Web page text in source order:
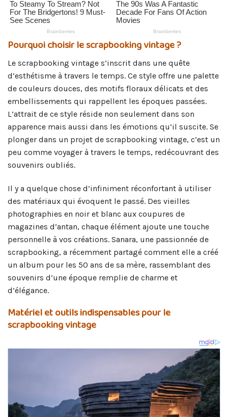
Pourquoi choisir le scrapbooking vintage ?
Le scrapbooking vintage s’inscrit dans une quête
d’esthétisme à travers le temps. Ce style offre une palette
de couleurs douces, des motifs floraux délicats et des
embellissements qui rappellent les époques passées.
L’attrait de ce style réside non seulement dans son
apparence mais aussi dans les émotions qu’il suscite. Se
plonger dans un projet de scrapbooking vintage, c’est un
peu comme voyager à travers le temps, redécouvrant des
souvenirs oubliés.
Il y a quelque chose d’infiniment réconfortant à utiliser
des matériaux qui évoquent le passé. Des vieilles
photographies en noir et blanc aux coupures de
magazines d’antan, chaque élément ajoute une touche
personnelle à vos créations. Sanara, une passionnée de
scrapbooking, a récemment partagé comment elle a créé
un album pour les 50 ans de sa mère, rassemblant des
souvenirs d’une époque remplie de charme et
d’élégance.
Matériel et outils indispensables pour le
scrapbooking vintage